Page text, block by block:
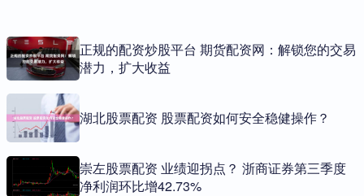
正规的配资炒股平台 期货配资网：解锁您的交易
潜力，扩大收益
湖北股票配资 股票配资如何安全稳健操作？
崇左股票配资 业绩迎拐点？ 浙商证券第三季度
净利润环比增42.73%